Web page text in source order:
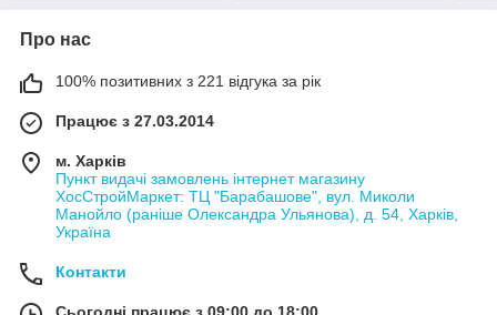
Про нас
100% позитивних з 221 відгука за рік
Працює з 27.03.2014
м. Харків
Пункт видачі замовлень інтернет магазину
ХосСтройМаркет: ТЦ "Барабашове", вул. Миколи
Манойло (раніше Олександра Ульянова), д. 54, Харків,
Україна
Контакти